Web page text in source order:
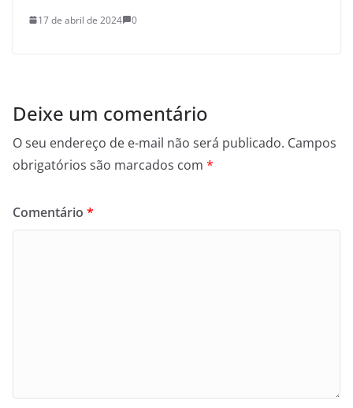
17 de abril de 2024 0
Deixe um comentário
O seu endereço de e-mail não será publicado. Campos
obrigatórios são marcados com *
Comentário *